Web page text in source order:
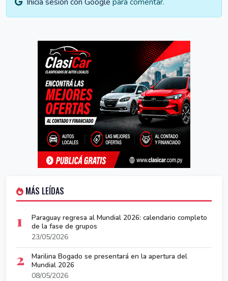
MÁS LEÍDAS
1
Paraguay regresa al Mundial 2026: calendario completo
de la fase de grupos
23/05/2026
2
Marilina Bogado se presentará en la apertura del
Mundial 2026
08/05/2026